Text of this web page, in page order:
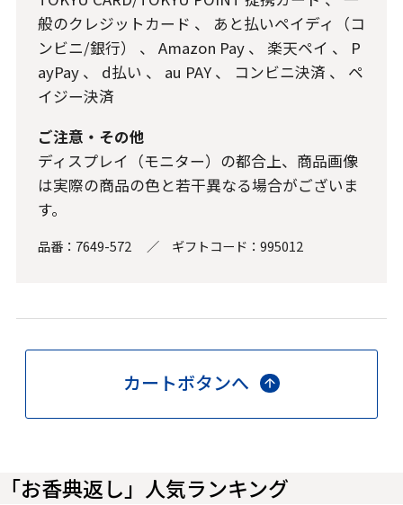
般のクレジットカード 、 あと払いペイディ（コ
ンビニ/銀行）
、 Amazon Pay、 楽天ペイ 、 P
ayPay、 d払い 、 au PAY、 コンビニ決済 、 ペ
イジー決済
ご注意・その他
ディスプレイ（モニター）の都合上、商品画像
は実際の商品の色と若干異なる場合がございま
す。
品番： 7649-572 ／ ギフトコード： 995012
カートボタンへ
「お香典返し」人気ランキング